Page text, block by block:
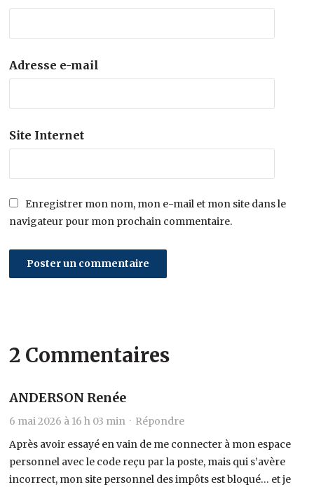
Adresse e-mail
Site Internet
Enregistrer mon nom, mon e-mail et mon site dans le
navigateur pour mon prochain commentaire.
2 Commentaires
ANDERSON Renée
6 mai 2026 à 16 h 03 min · Répondre
Après avoir essayé en vain de me connecter à mon espace
personnel avec le code reçu par la poste, mais qui s’avère
incorrect, mon site personnel des impôts est bloqué… et je